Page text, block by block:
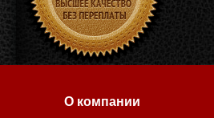
О компании